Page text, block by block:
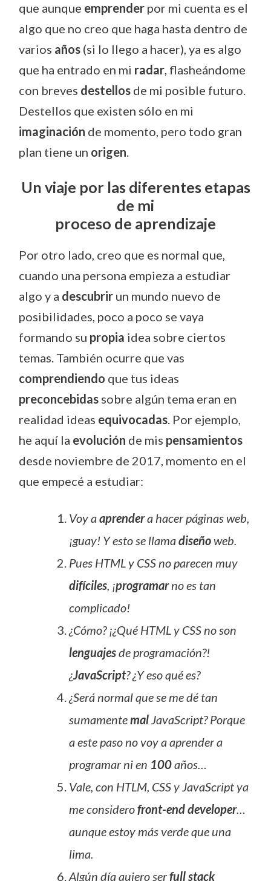
que aunque emprender por mi cuenta es el
algo que no creo que haga hasta dentro de
varios años (si lo llego a hacer), ya es algo
que ha entrado en mi radar, flasheándome
con breves destellos de mi posible futuro.
Destellos que existen sólo en mi
imaginación de momento, pero todo gran
plan tiene un origen.
Un viaje por las diferentes etapas
de mi
proceso de aprendizaje
Por otro lado, creo que es normal que,
cuando una persona empieza a estudiar
algo y a descubrir un mundo nuevo de
posibilidades, poco a poco se vaya
formando su propia idea sobre ciertos
temas. También ocurre que vas
comprendiendo que tus ideas
preconcebidas sobre algún tema eran en
realidad ideas equivocadas. Por ejemplo,
he aquí la evolución de mis pensamientos
desde noviembre de 2017, momento en el
que empecé a estudiar:
Voy aaprendera hacer páginas web,
¡guay! Y esto se llamadiseño web.
Pues HTML y CSS no parecen muy
difíciles, ¡programarno es tan
complicado!
¿Cómo? ¡¿Qué HTML y CSS no son
lenguajesde programación?!
¿JavaScript? ¿Y eso qué es?
¿Será normal que se me dé tan
sumamentemalJavaScript? Porque
a este paso no voy a aprender a
programar ni en 100años…
Vale, con HTLM, CSS y JavaScript ya
me considerofront-end developer…
aunque estoy más verde que una
lima.
Algún día quiero serfull stack